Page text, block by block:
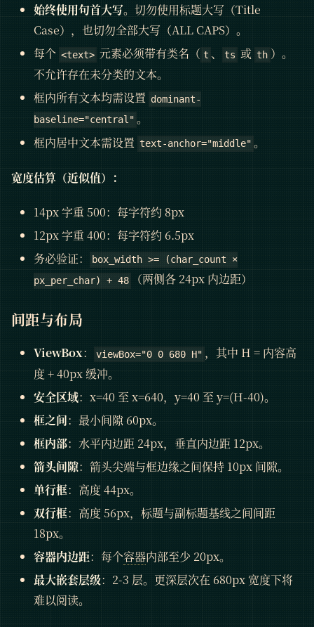
始终使用句首大写。切勿使用标题大写（Title
Case），也切勿全部大写（ALL CAPS）。
每个 <text> 元素必须带有类名（ t 、 ts 或 th ）。
不允许存在未分类的文本。
框内所有文本均需设置 dominant-
baseline="central" 。
框内居中文本需设置 text-anchor="middle" 。
宽度估算（近似值）：
14px 字重 500：每字符约 8px
12px 字重 400：每字符约 6.5px
务必验证：
box_width >= (char_count ×
px_per_char) + 48
（两侧各 24px 内边距）
间距与布局
ViewBox： viewBox="0 0 680 H" ，其中 H = 内容高
度 + 40px 缓冲。
安全区域：x=40 至 x=640，y=40 至 y=(H-40)。
框之间：最小间隙 60px。
框内部：水平内边距 24px，垂直内边距 12px。
箭头间隙：箭头尖端与框边缘之间保持 10px 间隙。
单行框：高度 44px。
双行框：高度 56px，标题与副标题基线之间间距
18px。
容器内边距：每个容器内部至少 20px。
最大嵌套层级：2-3 层。更深层次在 680px 宽度下将
难以阅读。